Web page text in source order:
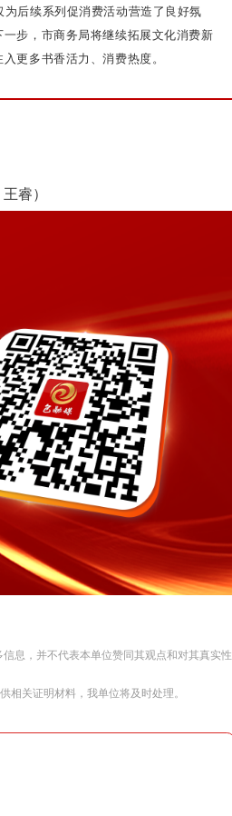
为后续系列促消费活动营造了良好氛
步，市商务局将继续拓展文化消费新
更多书香活力、消费热度。
睿）
息，并不代表本单位赞同其观点和对其真实性
关证明材料，我单位将及时处理。